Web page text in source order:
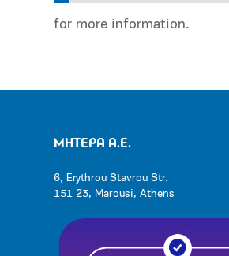
for more information.
ΜΗΤΕΡΑ Α.Ε.
6, Erythrou Stavrou Str.
151 23, Marousi, Athens